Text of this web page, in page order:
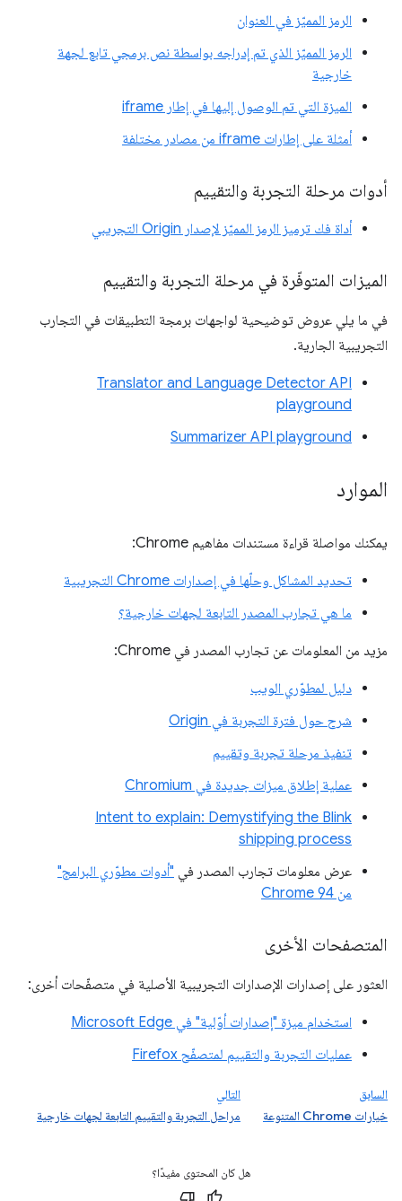
الرمز المميّز في العنوان
الرمز المميّز الذي تم إدراجه بواسطة نص برمجي تابع لجهة
خارجية
الميزة التي تم الوصول إليها في إطار iframe
أمثلة على إطارات iframe من مصادر مختلفة
أدوات مرحلة التجربة والتقييم
أداة فك ترميز الرمز المميّز لإصدار Origin التجريبي
الميزات المتوفّرة في مرحلة التجربة والتقييم
في ما يلي عروض توضيحية لواجهات برمجة التطبيقات في التجارب
التجريبية الجارية.
Translator and Language Detector API
playground
Summarizer API playground
الموارد
يمكنك مواصلة قراءة مستندات مفاهيم Chrome:
تحديد المشاكل وحلّها في إصدارات Chrome التجريبية
ما هي تجارب المصدر التابعة لجهات خارجية؟
مزيد من المعلومات عن تجارب المصدر في Chrome:
دليل لمطوّري الويب
شرح حول فترة التجربة في Origin
تنفيذ مرحلة تجربة وتقييم
عملية إطلاق ميزات جديدة في Chromium
Intent to explain: Demystifying the Blink
shipping process
عرض معلومات تجارب المصدر في "أدوات مطوّري البرامج"
من Chrome 94
المتصفحات الأخرى
العثور على إصدارات الإصدارات التجريبية الأصلية في متصفّحات أخرى:
استخدام ميزة "إصدارات أوّلية" في Microsoft Edge
عمليات التجربة والتقييم لمتصفّح Firefox
السابق
خيارات Chrome المتنوعة
التالي
مراحل التجربة والتقييم التابعة لجهات خارجية
هل كان المحتوى مفيدًا؟